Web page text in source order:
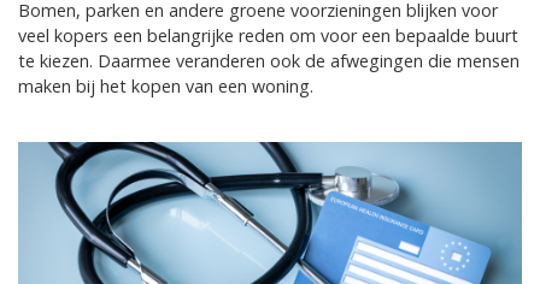
Bomen, parken en andere groene voorzieningen blijken voor
veel kopers een belangrijke reden om voor een bepaalde buurt
te kiezen. Daarmee veranderen ook de afwegingen die mensen
maken bij het kopen van een woning.